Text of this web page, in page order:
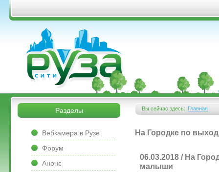
Перейти к основному содержанию
&bsps;
&bsps;
Вы сейчас здесь:
Вы здесь
Главная
На Городке по
06.03.2018 / На
малыши
Разделы
Вебкамера в Рузе
Форум
Анонс